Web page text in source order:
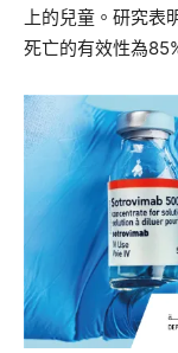
上的兒童。研究表
死亡的有效性為